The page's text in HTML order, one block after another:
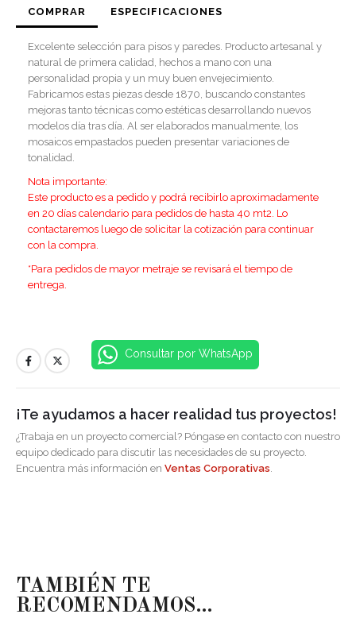
COMPRAR ESPECIFICACIONES
Excelente selección para pisos y paredes. Producto artesanal y
natural de primera calidad, hechos a mano con una
personalidad propia y un muy buen envejecimiento.
Fabricamos estas piezas desde 1870, buscando constantes
mejoras tanto técnicas como estéticas desarrollando nuevos
modelos día tras día. Al ser elaborados manualmente, los
mosaicos empastados pueden presentar variaciones de
tonalidad.
Nota importante:
Este producto es a pedido y podrá recibirlo aproximadamente
en 20 días calendario para pedidos de hasta 40 mt2. Lo
contactaremos luego de solicitar la cotización para continuar
con la compra.
*Para pedidos de mayor metraje se revisará el tiempo de
entrega.
Consultar por WhatsApp
¡Te ayudamos a hacer realidad tus proyectos!
¿Trabaja en un proyecto comercial? Póngase en contacto con nuestro
equipo dedicado para discutir las necesidades de su proyecto.
Encuentra más información en Ventas Corporativas.
TAMBIÉN TE
RECOMENDAMOS…